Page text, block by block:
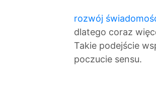
rozwój
dlatego coraz
Takie podejście
poczucie sensu.